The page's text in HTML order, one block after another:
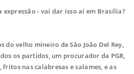
expressão - vai dar isso aí em Brasília?
do velho mineiro de Sâo João Del Rey,
os partidos, um procurador da PGR,
nas calabresas e salames, e as